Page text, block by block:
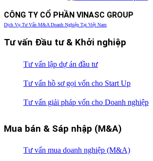
CÔNG TY CỔ PHẦN VINASC GROUP
Dịch Vụ Tư Vấn M&A Doanh Nghiệp Tại Việt Nam
Tư vấn Đầu tư & Khởi nghiệp
Tư vấn lập dự án đầu tư
Tư vấn hồ sơ gọi vốn cho Start Up
Tư vấn giải pháp vốn cho Doanh nghiệp
Mua bán & Sáp nhập (M&A)
Tư vấn mua doanh nghiệp (M&A)